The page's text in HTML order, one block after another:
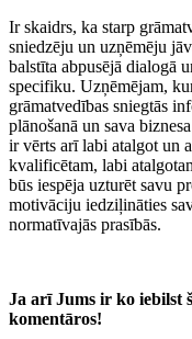
Ir skaidrs, ka starp
sniedzēju un uzņēmēju
balstīta abpusējā dialogā
specifiku. Uzņēmējam,
grāmatvedības sniegtās
plānošanā un sava
ir vērts arī labi atalgot un
kvalificētam, labi
būs iespēja uzturēt savu
motivāciju iedziļināties
normatīvajās prasībās.
Ja arī Jums ir ko iebilst
komentāros!